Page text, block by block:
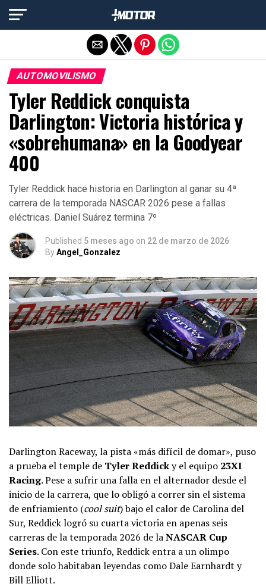
AUTOMOVILISMO
Tyler Reddick conquista
Darlington: Victoria histórica y
«sobrehumana» en la Goodyear
400
Tyler Reddick hace historia en Darlington al ganar su 4ª
carrera de la temporada NASCAR 2026 pese a fallas
eléctricas. Daniel Suárez termina 7º
Published 5 meses ago on 22 de marzo de 2026
ByAngel_Gonzalez
Darlington Raceway, la pista «más difícil de domar», puso
a prueba el temple de Tyler Reddicky el equipo 23XI
Racing. Pese a sufrir una falla en el alternador desde el
inicio de la carrera, que lo obligó a correr sin el sistema
de enfriamiento (cool suit) bajo el calor de Carolina del
Sur, Reddick logró su cuarta victoria en apenas seis
carreras de la temporada 2026 de laNASCAR Cup
Series. Con este triunfo, Reddick entra a un olimpo
donde solo habitaban leyendas como Dale Earnhardt y
Bill Elliott.
Salir de la versión móvil